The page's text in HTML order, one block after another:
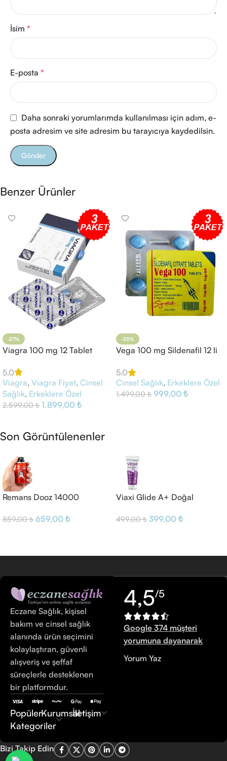
İsim *
E-posta *
Daha sonraki yorumlarımda kullanılması için adım, e-
posta adresim ve site adresim bu tarayıcıya kaydedilsin.
Benzer Ürünler
-27%
Viagra 100 mg 12 Tablet
5.0
Viagra, Viagra Fiyat, Cinsel
Sağlık, Erkeklere Özel
2.599,00₺ 1.899,00 ₺
-33%
Vega 100 mg Sildenafil 12 li
5.0
Cinsel Sağlık, Erkeklere Özel
1.499,00₺ 999,00 ₺
Son Görüntülenenler
Remans Dooz 14000
859,00₺ 659,00 ₺
Viaxi Glide A+ Doğal
499,00₺ 399,00 ₺
Eczane Sağlık, kişisel
bakım ve cinsel sağlık
alanında ürün seçimini
kolaylaştıran, güvenli
alışveriş ve şeffaf
süreçlerle desteklenen
bir platformdur.
Popüler
Kategoriler
Kurumsalİletişim
4,5/5
Google 374 müşteri
yorumuna dayanarak
Yorum Yaz
Bizi Takip Edin